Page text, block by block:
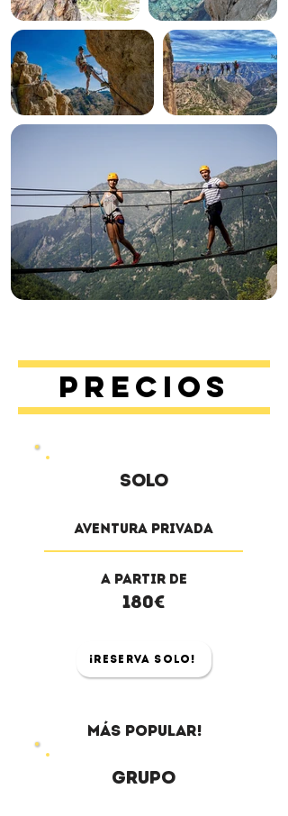
Precios
solo
Aventura privada
a partir de
180€
¡Reserva solo!
más popular!
Grupo